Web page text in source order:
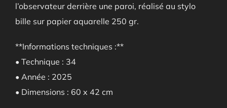
l’observateur derrière une paroi, réalisé au stylo
bille sur papier aquarelle 250 gr.
**Informations techniques :**
• Technique : 34
• Année : 2025
• Dimensions : 60 x 42 cm